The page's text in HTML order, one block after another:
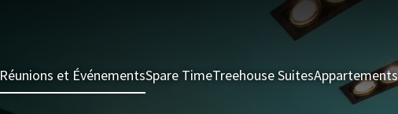
Réunions et ÉvénementsSpare TimeTreehouse SuitesAppartements